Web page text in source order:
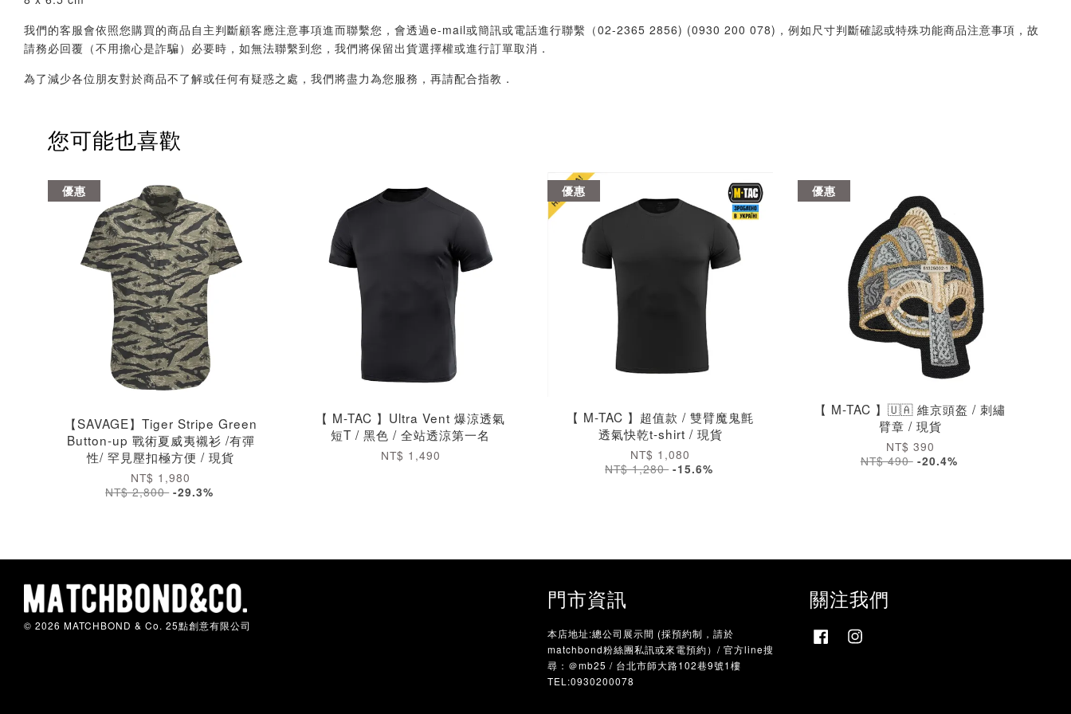
我們的客服會依照您購買的商品自主判斷顧客應注意事項進而聯繫您，會透過e-mail或簡訊或電話進行聯繫（02-2365 2856) (0930 200 078)，例如尺寸判斷確認或特殊功能商品注意事項，故
請務必回覆（不用擔心是詐騙）必要時，如無法聯繫到您，我們將保留出貨選擇權或進行訂單取消．
為了減少各位朋友對於商品不了解或任何有疑惑之處，我們將盡力為您服務，再請配合指教．
您可能也喜歡
優惠
【SAVAGE】Tiger Stripe Green
Button-up 戰術夏威夷襯衫 /有彈
性/ 罕見壓扣極方便 / 現貨
NT$ 1,980
NT$ 2,800 -29.3%
【 M-TAC 】Ultra Vent 爆涼透氣
短T / 黑色 / 全站透涼第一名
NT$ 1,490
優惠
【 M-TAC 】超值款 / 雙臂魔鬼氈
透氣快乾t-shirt / 現貨
NT$ 1,080
NT$ 1,280 -15.6%
優惠
【 M-TAC 】🇺🇦 維京頭盔 / 刺繡
臂章 / 現貨
NT$ 390
NT$ 490 -20.4%
© 2026 MATCHBOND & Co. 25點創意有限公司
門市資訊
本店地址:總公司展示間 (採預約制，請於
matchbond粉絲團私訊或來電預約）/ 官方line搜
尋：＠mb25 / 台北市師大路102巷9號1樓
TEL:0930200078
關注我們
Facebook